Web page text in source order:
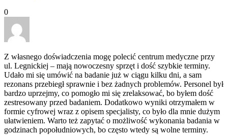
0
Z własnego doświadczenia mogę polecić centrum medyczne przy
ul. Legnickiej – mają nowoczesny sprzęt i dość szybkie terminy.
Udało mi się umówić na badanie już w ciągu kilku dni, a sam
rezonans przebiegł sprawnie i bez żadnych problemów. Personel był
bardzo uprzejmy, co pomogło mi się zrelaksować, bo byłem dość
zestresowany przed badaniem. Dodatkowo wyniki otrzymałem w
formie cyfrowej wraz z opisem specjalisty, co było dla mnie dużym
ułatwieniem. Warto też zapytać o możliwość wykonania badania w
godzinach popołudniowych, bo często wtedy są wolne terminy.